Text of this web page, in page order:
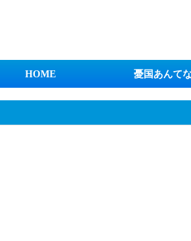
HOME 憂国あんて